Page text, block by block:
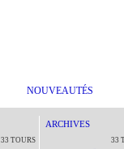
NOUVEAUTÉS
33 TOURS
ARCHIVES
33